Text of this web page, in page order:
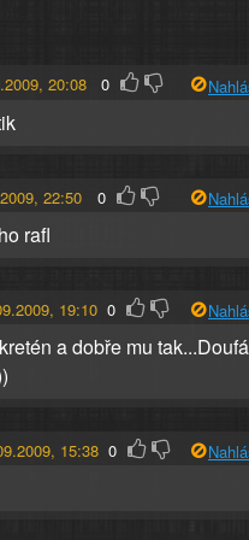
20:08 0
22:50 0
rafl
19:10 0
a dobře mu
15:38 0